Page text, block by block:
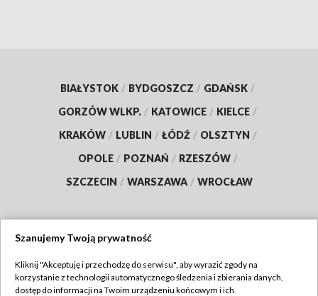
BIAŁYSTOK / BYDGOSZCZ / GDAŃSK /
GORZÓW WLKP. / KATOWICE / KIELCE /
KRAKÓW / LUBLIN / ŁÓDŹ / OLSZTYN /
OPOLE / POZNAŃ / RZESZÓW /
SZCZECIN / WARSZAWA / WROCŁAW
TVP
Szanujemy Twoją prywatność
Kliknij "Akceptuję i przechodzę do serwisu", aby wyrazić zgody na
korzystanie z technologii automatycznego śledzenia i zbierania danych,
dostęp do informacji na Twoim urządzeniu końcowym i ich